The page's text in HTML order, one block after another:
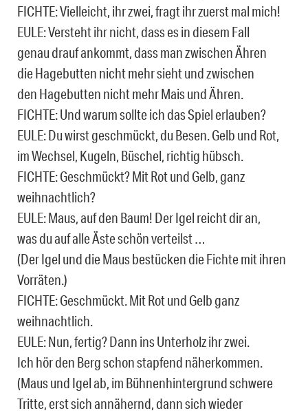
FICHTE: Vielleicht, ihr zwei, fragt ihr zuerst mal mich!
EULE: Versteht ihr nicht, dass es in diesem Fall
genau drauf ankommt, dass man zwischen Ähren
die Hagebutten nicht mehr sieht und zwischen
den Hagebutten nicht mehr Mais und Ähren.
FICHTE: Und warum sollte ich das Spiel erlauben?
EULE: Du wirst geschmückt, du Besen. Gelb und Rot,
im Wechsel, Kugeln, Büschel, richtig hübsch.
FICHTE: Geschmückt? Mit Rot und Gelb, ganz
weihnachtlich?
EULE: Maus, auf den Baum! Der Igel reicht dir an,
was du auf alle Äste schön verteilst …
(Der Igel und die Maus bestücken die Fichte mit ihren
Vorräten.)
FICHTE: Geschmückt. Mit Rot und Gelb ganz
weihnachtlich.
EULE: Nun, fertig? Dann ins Unterholz ihr zwei.
Ich hör den Berg schon stapfend näherkommen.
(Maus und Igel ab, im Bühnenhintergrund schwere
Tritte, erst sich annähernd, dann sich wieder